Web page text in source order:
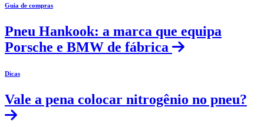
Guia de compras
Pneu Hankook: a marca que equipa
Porsche e BMW de fábrica
Dicas
Vale a pena colocar nitrogênio no pneu?